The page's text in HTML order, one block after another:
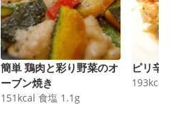
簡単 鶏肉と彩り野菜のオ
ーブン焼き
151 kcal 食塩 1.1 g
ピリ辛
193kcal